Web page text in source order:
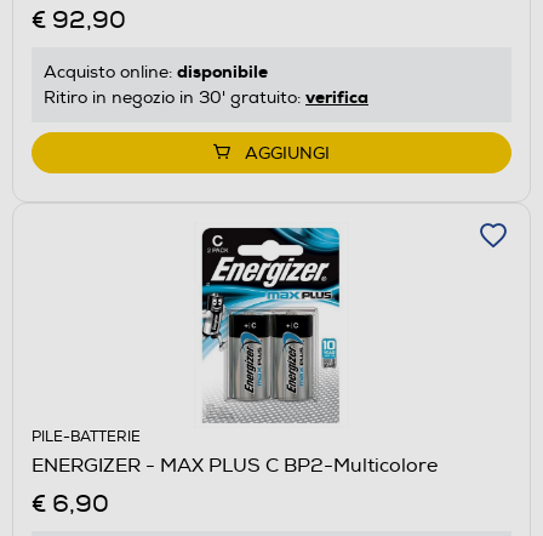
€ 92,90
Acquisto online: disponibile
Ritiro in negozio in 30' gratuito: verifica
AGGIUNGI
PILE-BATTERIE
ENERGIZER - MAX PLUS C BP2-Multicolore
€ 6,90